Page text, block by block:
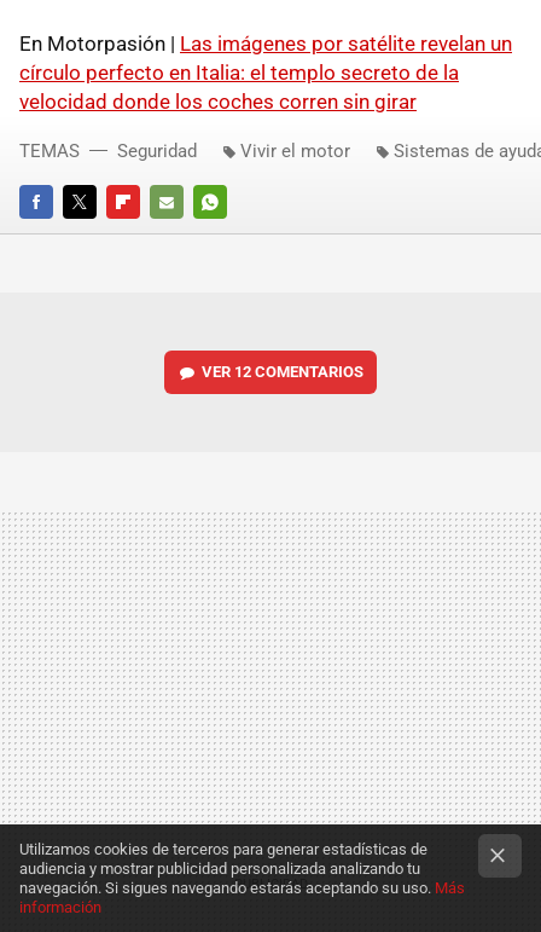
En Motorpasión | Las imágenes por satélite revelan un
círculo perfecto en Italia: el templo secreto de la
velocidad donde los coches corren sin girar
FACEBOOKTWITTERFLIPBOARD
E-
WHATSAPP
TEMAS Seguridad Vivir el motor Sistemas de
VER 12 COMENTARIOS
Utilizamos cookies de terceros para generar estadísticas de
audiencia y mostrar publicidad personalizada analizando tu
navegación. Si sigues navegando estarás aceptando su uso. Más
información